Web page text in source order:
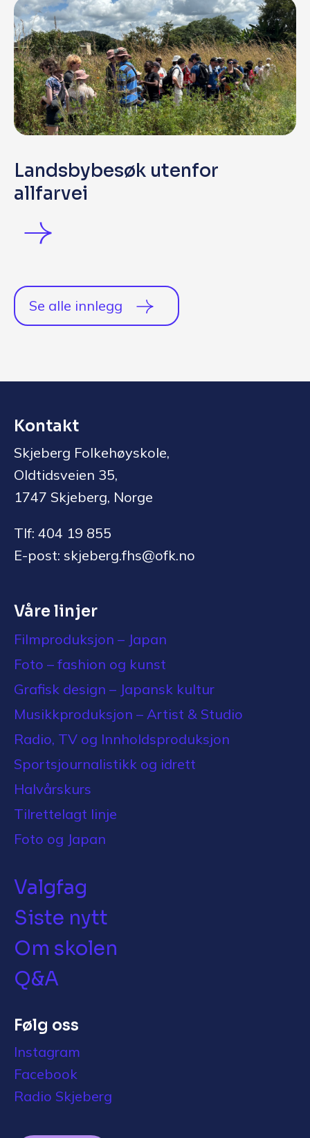
Landsbybesøk utenfor
allfarvei
Se alle innlegg
Kontakt
Skjeberg Folkehøyskole,
Oldtidsveien 35,
1747 Skjeberg, Norge
Tlf: 404 19 855
E-post: skjeberg.fhs@ofk.no
Våre linjer
Filmproduksjon – Japan
Foto – fashion og kunst
Grafisk design – Japansk kultur
Musikkproduksjon – Artist & Studio
Radio, TV og Innholdsproduksjon
Sportsjournalistikk og idrett
Halvårskurs
Tilrettelagt linje
Foto og Japan
Valgfag
Siste nytt
Om skolen
Q&A
Følg oss
Instagram
Facebook
Radio Skjeberg